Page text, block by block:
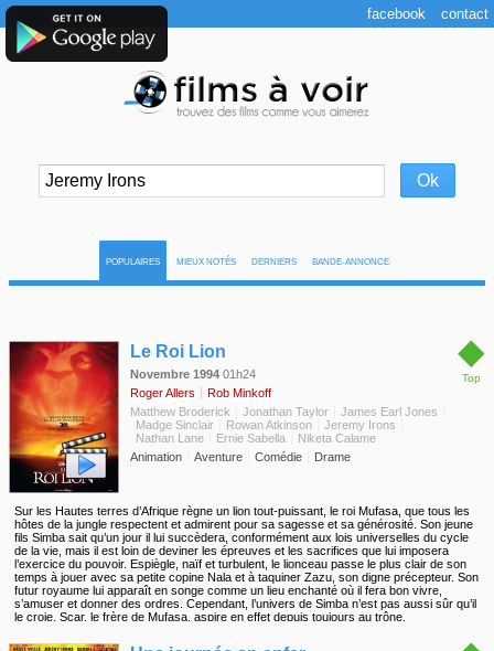
POPULAIRES MIEUX NOTÉS DERNIERS BANDE-ANNONCE
◆
Top
Le Roi Lion
Novembre 1994 01h24
Roger Allers
Rob Minkoff
Matthew Broderick
Jonathan Taylor
James Earl Jones
Madge Sinclair
Rowan Atkinson
Jeremy Irons
Nathan Lane
Ernie Sabella
Niketa Calame
Animation
Aventure Comédie Drame
Sur les Hautes terres d’Afrique règne un lion tout-puissant, le roi Mufasa, que tous les
hôtes de la jungle respectent et admirent pour sa sagesse et sa générosité. Son jeune
fils Simba sait qu’un jour il lui succèdera, conformément aux lois universelles du cycle
de la vie, mais il est loin de deviner les épreuves et les sacrifices que lui imposera
l’exercice du pouvoir. Espiègle, naïf et turbulent, le lionceau passe le plus clair de son
temps à jouer avec sa petite copine Nala et à taquiner Zazu, son digne précepteur. Son
futur royaume lui apparaît en songe comme un lieu enchanté où il fera bon vivre,
s’amuser et donner des ordres. Cependant, l’univers de Simba n’est pas aussi sûr qu’il
le croie. Scar, le frère de Mufasa, aspire en effet depuis toujours au trône.
successeur. Misant sur la curiosité enfantine et le tempérament aventureux de Simba, il
facebook contact